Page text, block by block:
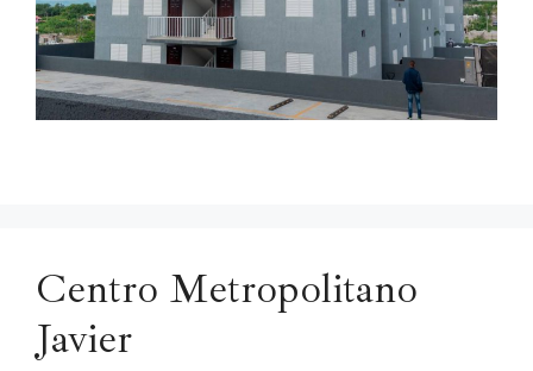
Centro Metropolitano
Javier